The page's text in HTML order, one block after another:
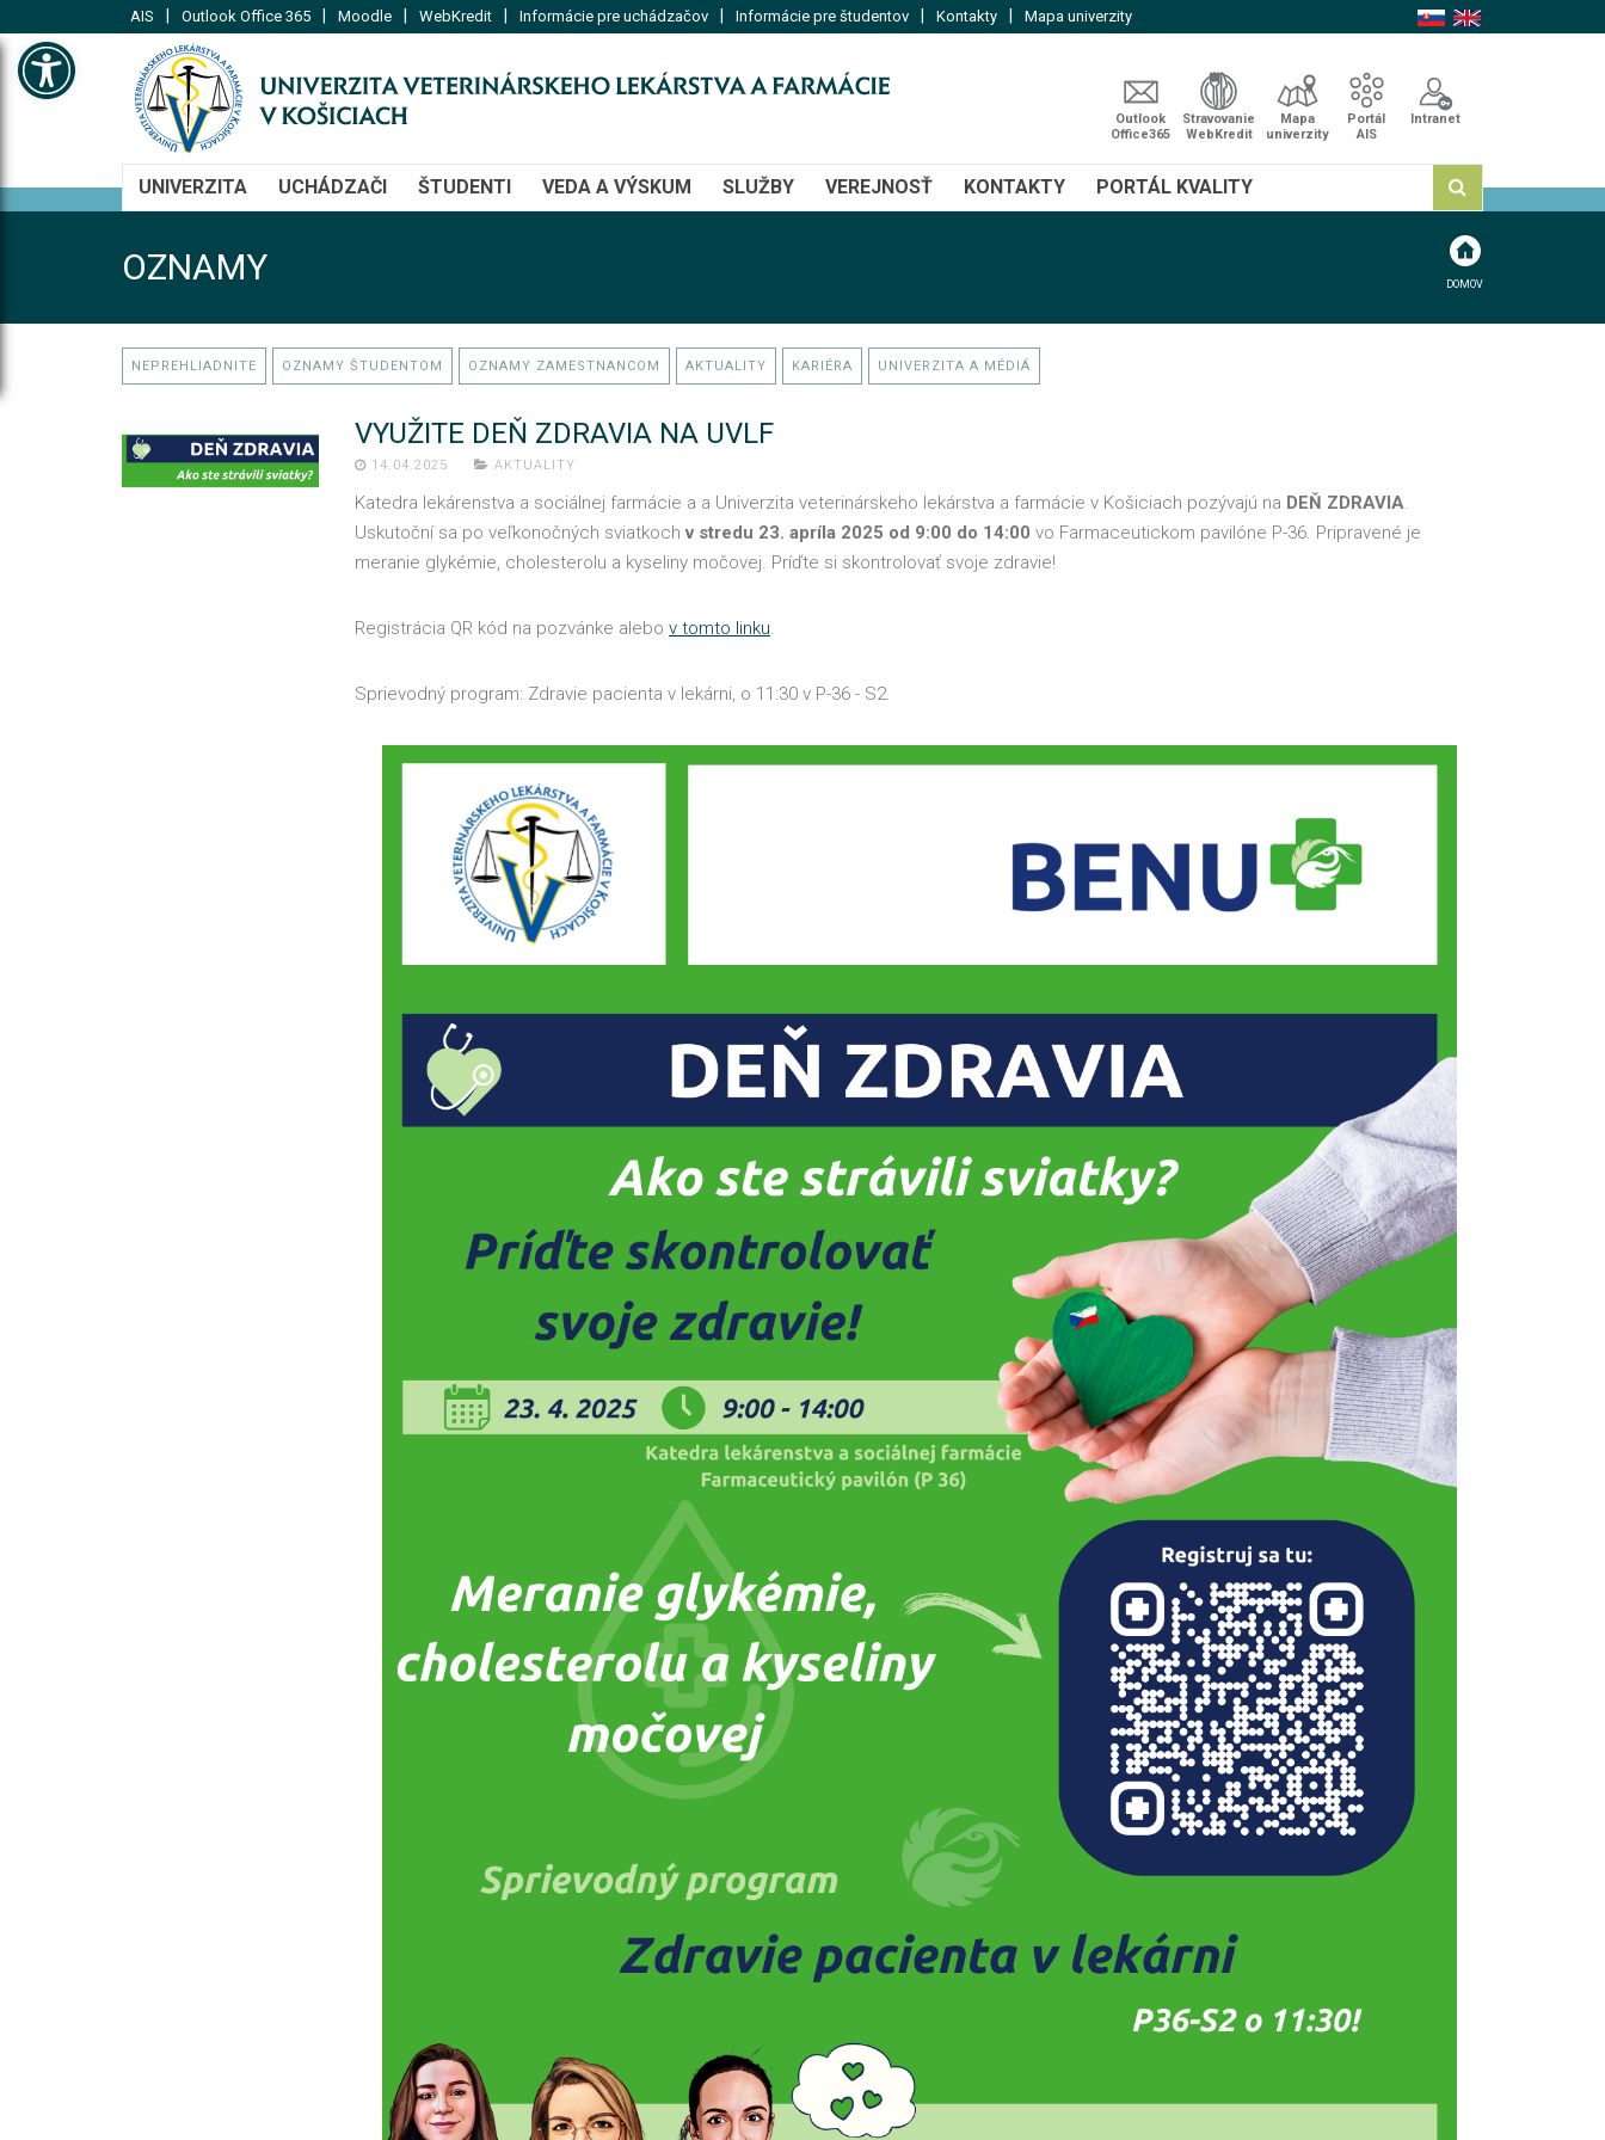
Open toolbar
AIS Outlook Office 365 Moodle WebKredit Informácie pre uchádzačov Informácie pre študentov Kontakty Mapa univerzity
Outlook
Office365
Stravovanie
WebKredit
Mapa
univerzity
Portál
AIS
Intranet
UNIVERZITA UCHÁDZAČI ŠTUDENTI VEDA A VÝSKUM SLUŽBY VEREJNOSŤ KONTAKTY PORTÁL KVALITY
OZNAMY DOMOV
NEPREHLIADNITE OZNAMY ŠTUDENTOM OZNAMY ZAMESTNANCOM AKTUALITY KARIÉRA UNIVERZITA A MÉDIÁ
VYUŽITE DEŇ ZDRAVIA NA UVLF
14.04.2025 AKTUALITY
Katedra lekárenstva a sociálnej farmácie a a Univerzita veterinárskeho lekárstva a farmácie v Košiciach pozývajú na DEŇ ZDRAVIA.
Uskutoční sa po veľkonočných sviatkochv stredu 23. apríla 2025 od 9:00 do 14:00 vo Farmaceutickom pavilóne P-36. Pripravené je
meranie glykémie, cholesterolu a kyseliny močovej. Príďte si skontrolovať svoje zdravie!
Registrácia QR kód na pozvánke alebo v tomto linku.
Sprievodný program: Zdravie pacienta v lekárni, o 11:30 v P-36 - S2.